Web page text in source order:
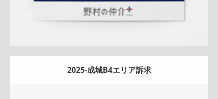
2025-成城B4エリア訴求